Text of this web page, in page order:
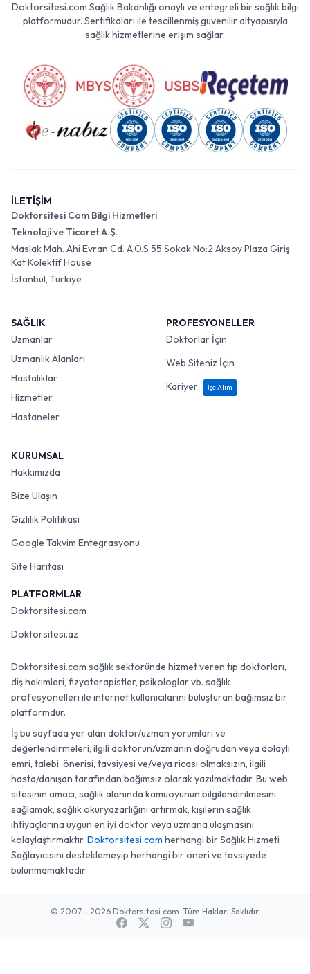
Doktorsitesi.com Sağlık Bakanlığı onaylı ve entegreli bir sağlık bilgi
platformudur. Sertifikaları ile tescillenmiş güvenilir altyapısıyla
sağlık hizmetlerine erişim sağlar.
İLETİŞİM
Doktorsitesi Com Bilgi Hizmetleri
Teknoloji ve Ticaret A.Ş.
Maslak Mah. Ahi Evran Cd. A.O.S 55 Sokak No:2 Aksoy Plaza Giriş
Kat Kolektif House
İstanbul, Türkiye
SAĞLIK
Uzmanlar
Uzmanlık Alanları
Hastalıklar
Hizmetler
Hastaneler
PROFESYONELLER
Doktorlar İçin
Web Siteniz İçin
Kariyer
İşe Alım
KURUMSAL
Hakkımızda
Bize Ulaşın
Gizlilik Politikası
Google Takvim Entegrasyonu
Site Haritası
PLATFORMLAR
Doktorsitesi.com
Doktorsitesi.az
Doktorsitesi.com sağlık sektöründe hizmet veren tıp doktorları,
diş hekimleri, fizyoterapistler, psikologlar vb. sağlık
profesyonelleri ile internet kullanıcılarını buluşturan bağımsız bir
platformdur.
İş bu sayfada yer alan doktor/uzman yorumları ve
değerlendirmeleri, ilgili doktorun/uzmanın doğrudan veya dolaylı
emri, talebi, önerisi, tavsiyesi ve/veya ricası olmaksızın, ilgili
hasta/danışan tarafından bağımsız olarak yazılmaktadır. Bu web
sitesinin amacı, sağlık alanında kamuoyunun bilgilendirilmesini
sağlamak, sağlık okuryazarlığını artırmak, kişilerin sağlık
ihtiyaçlarına uygun en iyi doktor veya uzmana ulaşmasını
kolaylaştırmaktır. Doktorsitesi.com herhangi bir Sağlık Hizmeti
Sağlayıcısını desteklemeyip herhangi bir öneri ve tavsiyede
bulunmamaktadır.
© 2007 - 2026 Doktorsitesi.com. Tüm Hakları Saklıdır.